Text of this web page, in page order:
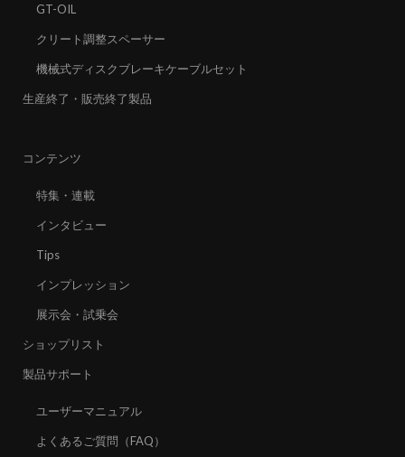
GT-OIL
クリート調整スペーサー
機械式ディスクブレーキケーブルセット
生産終了・販売終了製品
コンテンツ
特集・連載
インタビュー
Tips
インプレッション
展示会・試乗会
ショップリスト
製品サポート
ユーザーマニュアル
よくあるご質問（FAQ）